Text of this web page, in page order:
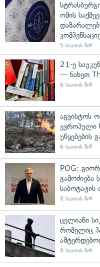
ომის
5 საათის წინ
21-ე
— ნახეთ
6 საათის წინ
აგვისტოს
ევროპული
უწყებების
6 საათის წინ
POG:
საბოტაჟის
8 საათის წინ
ცელიანი
რომელიც
8 საათის წინ